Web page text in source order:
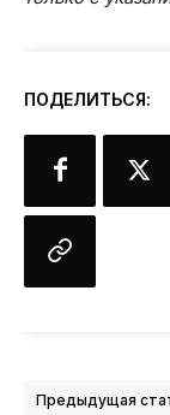
ПОДЕЛИТЬСЯ:
Предыдущая